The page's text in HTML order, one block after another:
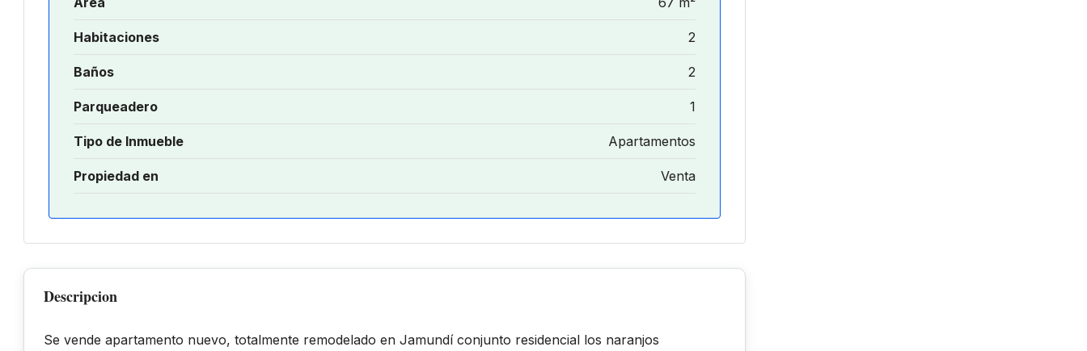
Habitaciones 2
Baños 2
Parqueadero 1
Tipo de Inmueble Apartamentos
Propiedad en Venta
Descripcion
Se vende apartamento nuevo, totalmente remodelado en Jamundí conjunto residencial los naranjos